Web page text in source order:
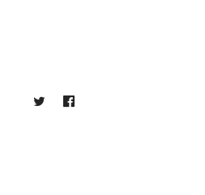
TWITTERFACEBOOK